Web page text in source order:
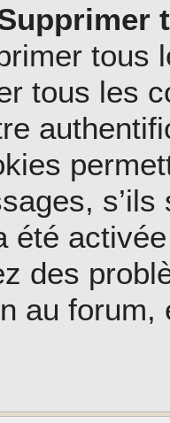
tous les
été
des
au